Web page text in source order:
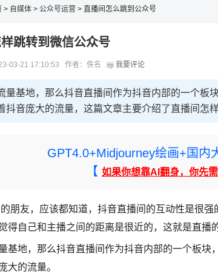
> 自媒体 > 公众号运营 > 直播间怎么跳到公众号
跳转到微信公众号
03-21 17:10:53 作者：佚名 我要评论
量基地，那么抖音直播间作为抖音内部的一个板
抖音庞大的流量，这篇文章主要介绍了直播间怎
GPT4.0+Midjourney绘画+国内
【 如果你想靠AI翻身，你先
朋友，应该都知道，抖音直播间的互动性是很
得自己和主播之间的距离是很近的，这就是直播
基地，那么抖音直播间作为抖音内部的一个板
大的流量。